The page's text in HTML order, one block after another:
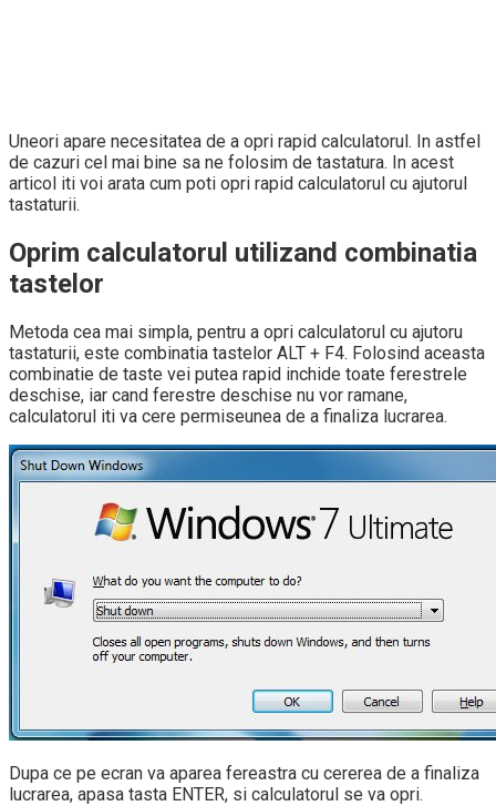
Uneori apare necesitatea de a opri rapid calculatorul. In astfel
de cazuri cel mai bine sa ne folosim de tastatura. In acest
articol iti voi arata cum poti opri rapid calculatorul cu ajutorul
tastaturii.
Oprim calculatorul utilizand combinatia
tastelor
Metoda cea mai simpla, pentru a opri calculatorul cu ajutoru
tastaturii, este combinatia tastelor ALT + F4. Folosind aceasta
combinatie de taste vei putea rapid inchide toate ferestrele
deschise, iar cand ferestre deschise nu vor ramane,
calculatorul iti va cere permiseunea de a finaliza lucrarea.
Dupa ce pe ecran va aparea fereastra cu cererea de a finaliza
lucrarea, apasa tasta ENTER, si calculatorul se va opri.